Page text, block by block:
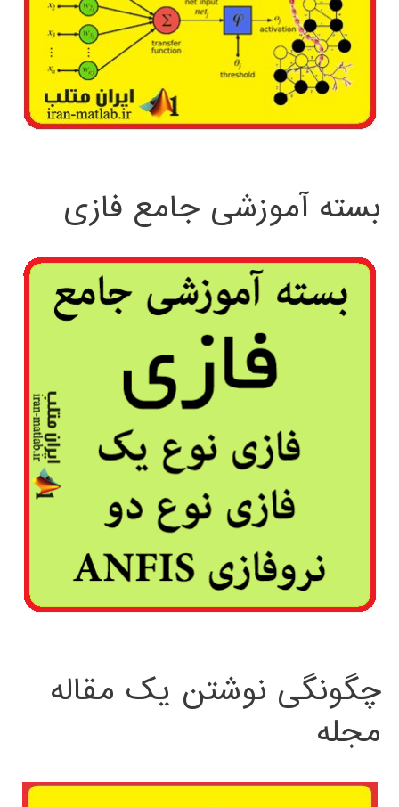
بسته آموزشی جامع فازی
چگونگی نوشتن یک مقاله
مجله